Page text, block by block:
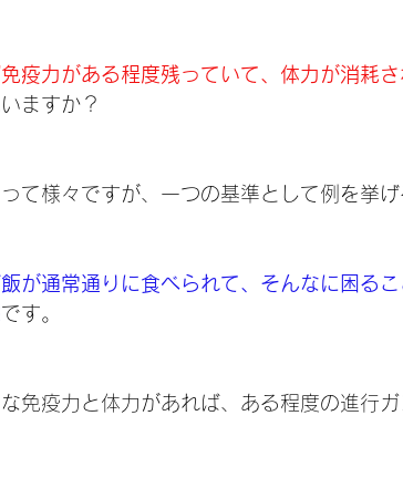
免疫力がある程度残っていて、体力が消耗さ
ますか？
て様々ですが、一つの基準として例を挙げ
が通常通りに食べられて、そんなに困る
です。
免疫力と体力があれば、ある程度の進行